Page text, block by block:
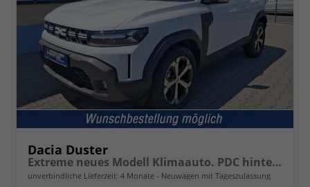
Dacia Duster
Extreme neues Modell Klimaauto. PDC hinten Kamera Tempomat Hands-free K. 17 Zoll Leichtmetallf.
unverbindliche Lieferzeit: 4 Monate Neuwagen mit Tageszulassung